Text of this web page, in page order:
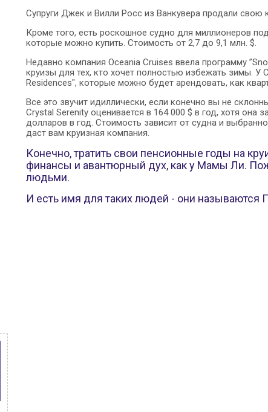
Супруги Джек и Вилли Росс из Ванкувера продали свою
Кроме того, есть роскошное судно для миллионеров
которые можно купить. Стоимость от 2,7 до 9,1 млн. $.
Недавно компания Oceania Cruises ввела программу
круизы для тех, кто хочет полностью избежать зимы. У
Residences", которые можно будет арендовать, как
Все это звучит идиллически, если конечно вы не
Crystal Serenity оценивается в 164 000 $ в год, хотя она
долларов в год. Стоимость зависит от судна и
даст вам круизная компания.
Конечно, тратить свои пенсионные годы на
финансы и авантюрный дух, как у Мамы Ли.
людьми.
И есть имя для таких людей - они называются